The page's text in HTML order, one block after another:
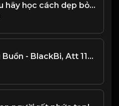
Nửa đời sau hãy học cách dẹp bỏ dục vọng! & Đạo
Phi Trường Buồn - BlackBi, Att 117, Bubu Snowy